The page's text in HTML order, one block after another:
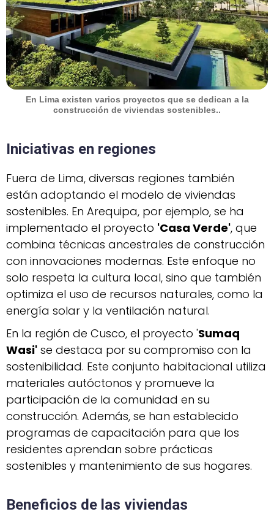
En Lima existen varios proyectos que se dedican a la
construcción de viviendas sostenibles..
Iniciativas en regiones
Fuera de Lima, diversas regiones también
están adoptando el modelo de viviendas
sostenibles. En Arequipa, por ejemplo, se ha
implementado el proyecto 'Casa Verde', que
combina técnicas ancestrales de construcción
con innovaciones modernas. Este enfoque no
solo respeta la cultura local, sino que también
optimiza el uso de recursos naturales, como la
energía solar y la ventilación natural.
En la región de Cusco, el proyecto 'Sumaq
Wasi' se destaca por su compromiso con la
sostenibilidad. Este conjunto habitacional utiliza
materiales autóctonos y promueve la
participación de la comunidad en su
construcción. Además, se han establecido
programas de capacitación para que los
residentes aprendan sobre prácticas
sostenibles y mantenimiento de sus hogares.
Beneficios de las viviendas